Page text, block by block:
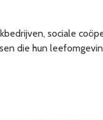
sociale
die hun